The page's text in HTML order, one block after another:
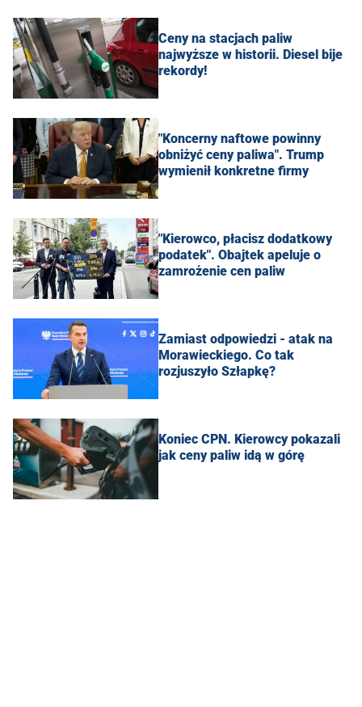
Ceny na stacjach paliw
najwyższe w historii. Diesel bije
rekordy!
"Koncerny naftowe powinny
obniżyć ceny paliwa". Trump
wymienił konkretne firmy
"Kierowco, płacisz dodatkowy
podatek". Obajtek apeluje o
zamrożenie cen paliw
Zamiast odpowiedzi - atak na
Morawieckiego. Co tak
rozjuszyło Szłapkę?
Koniec CPN. Kierowcy pokazali
jak ceny paliw idą w górę